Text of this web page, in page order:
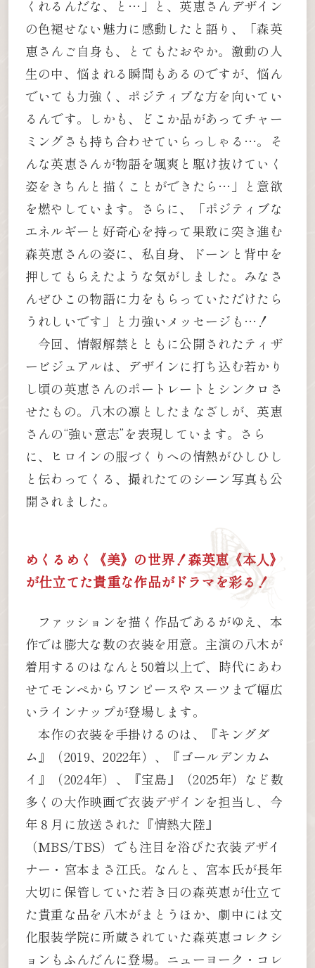
くれるんだな、と…」と、英恵さんデザイン
の色褪せない魅力に感動したと語り、「森英
恵さんご自身も、とてもたおやか。激動の人
生の中、悩まれる瞬間もあるのですが、悩ん
でいても力強く、ポジティブな方を向いてい
るんです。しかも、どこか品があってチャー
ミングさも持ち合わせていらっしゃる…。そ
んな英恵さんが物語を颯爽と駆け抜けていく
姿をきちんと描くことができたら…」と意欲
を燃やしています。さらに、「ポジティブな
エネルギーと好奇心を持って果敢に突き進む
森英恵さんの姿に、私自身、ドーンと背中を
押してもらえたような気がしました。みなさ
んぜひこの物語に力をもらっていただけたら
うれしいです」と力強いメッセージも…！
今回、情報解禁とともに公開されたティザ
ービジュアルは、デザインに打ち込む若かり
し頃の英恵さんのポートレートとシンクロさ
せたもの。八木の凛としたまなざしが、英恵
さんの“強い意志”を表現しています。さら
に、ヒロインの服づくりへの情熱がひしひし
と伝わってくる、撮れたてのシーン写真も公
開されました。
めくるめく《美》の世界！森英恵《本人》
が仕立てた貴重な作品がドラマを彩る！
ファッションを描く作品であるがゆえ、本
作では膨大な数の衣装を用意。主演の八木が
着用するのはなんと50着以上で、時代にあわ
せてモンペからワンピースやスーツまで幅広
いラインナップが登場します。
本作の衣装を手掛けるのは、『キングダ
ム』（2019、2022年）、『ゴールデンカム
イ』（2024年）、『宝島』（2025年）など数
多くの大作映画で衣装デザインを担当し、今
年８月に放送された『情熱大陸』
（MBS/TBS）でも注目を浴びた衣装デザイ
ナー・宮本まさ江氏。なんと、宮本氏が長年
大切に保管していた若き日の森英恵が仕立て
た貴重な品を八木がまとうほか、劇中には文
化服装学院に所蔵されていた森英恵コレクシ
ョンもふんだんに登場。ニューヨーク・コレ